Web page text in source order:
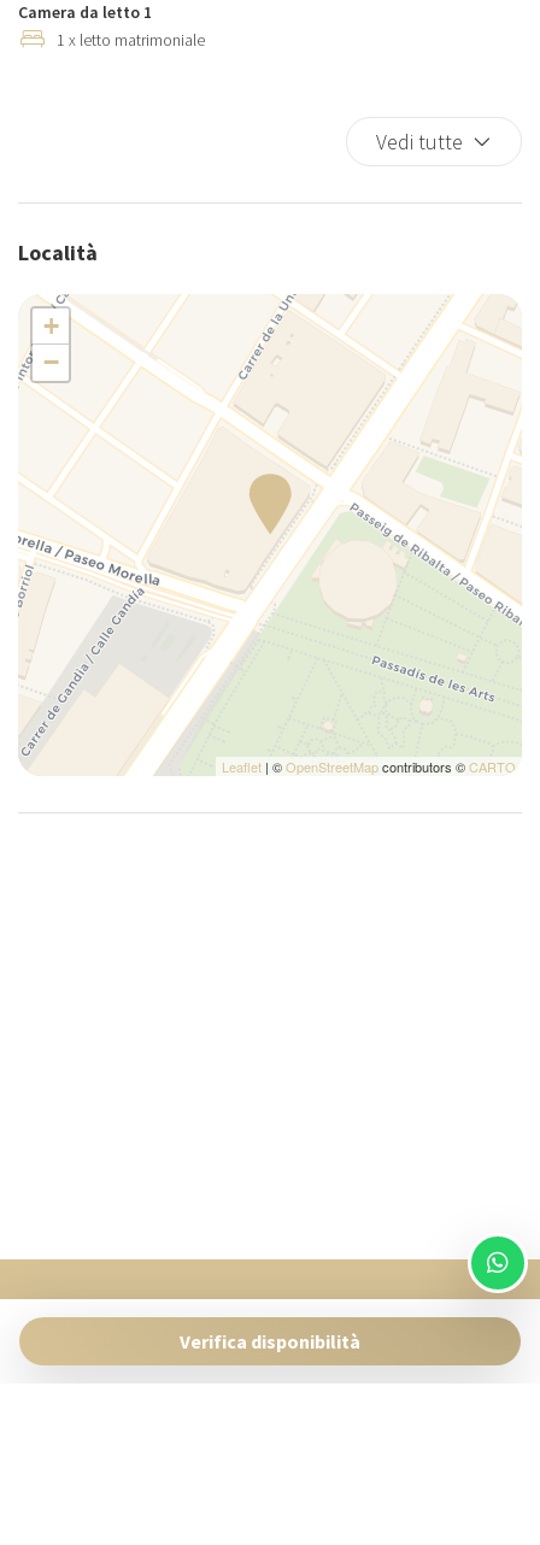
Camera da letto 1
1 x letto matrimoniale
Vedi tutte
Località
+
−
Leaflet | ©OpenStreetMapcontributors ©CARTO
Verifica disponibilità
Pasaje Giner 2 bis Valencia 46001
Contact:reservas@singularstays.com- +34665313223